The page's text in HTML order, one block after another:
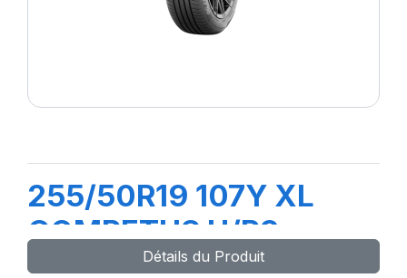
255/50R19 107Y XL
COMPETUS H/P3
Détails du Produit